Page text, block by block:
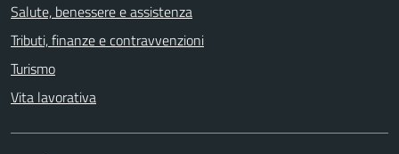
Salute, benessere e assistenza
Tributi, finanze e contravvenzioni
Turismo
Vita lavorativa